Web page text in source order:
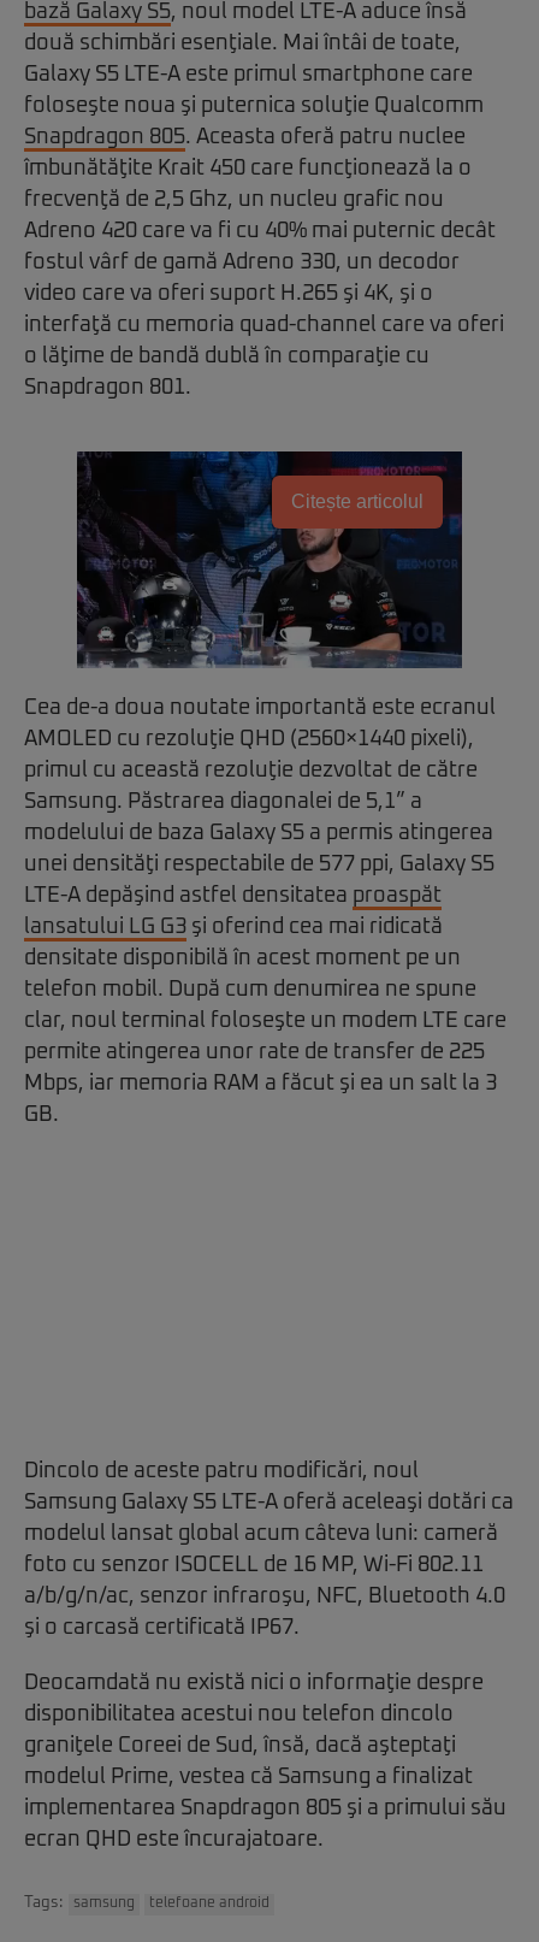
bază Galaxy S5, noul model LTE-A aduce însă
două schimbări esenţiale. Mai întâi de toate,
Galaxy S5 LTE-A este primul smartphone care
foloseşte noua şi puternica soluţie Qualcomm
Snapdragon 805. Aceasta oferă patru nuclee
îmbunătăţite Krait 450 care funcţionează la o
frecvenţă de 2,5 Ghz, un nucleu grafic nou
Adreno 420 care va fi cu 40% mai puternic decât
fostul vârf de gamă Adreno 330, un decodor
video care va oferi suport H.265 şi 4K, şi o
interfaţă cu memoria quad-channel care va oferi
o lăţime de bandă dublă în comparaţie cu
Snapdragon 801.
Citește articolul
Cea de-a doua noutate importantă este ecranul
AMOLED cu rezoluţie QHD (2560×1440 pixeli),
primul cu această rezoluţie dezvoltat de către
Samsung. Păstrarea diagonalei de 5,1” a
modelului de baza Galaxy S5 a permis atingerea
unei densităţi respectabile de 577 ppi, Galaxy S5
LTE-A depăşind astfel densitatea proaspăt
lansatului LG G3 şi oferind cea mai ridicată
densitate disponibilă în acest moment pe un
telefon mobil. După cum denumirea ne spune
clar, noul terminal foloseşte un modem LTE care
permite atingerea unor rate de transfer de 225
Mbps, iar memoria RAM a făcut şi ea un salt la 3
GB.
Dincolo de aceste patru modificări, noul
Samsung Galaxy S5 LTE-A oferă aceleaşi dotări ca
modelul lansat global acum câteva luni: cameră
foto cu senzor ISOCELL de 16 MP, Wi-Fi 802.11
a/b/g/n/ac, senzor infraroşu, NFC, Bluetooth 4.0
şi o carcasă certificată IP67.
Deocamdată nu există nici o informaţie despre
disponibilitatea acestui nou telefon dincolo
graniţele Coreei de Sud, însă, dacă aşteptaţi
modelul Prime, vestea că Samsung a finalizat
implementarea Snapdragon 805 şi a primului său
ecran QHD este încurajatoare.
Tags: samsung telefoane android